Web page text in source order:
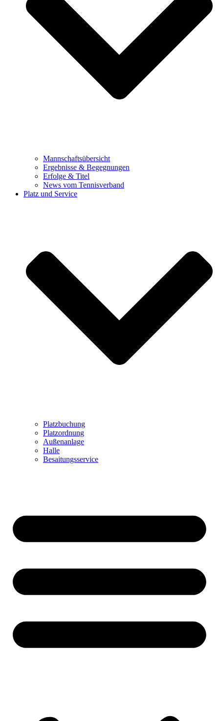
Mannschaftsübersicht
Ergebnisse & Begegnungen
Erfolge & Titel
News vom Tennisverband
Platz und Service
Platzbuchung
Platzordnung
Außenanlage
Halle
Besaitungsservice